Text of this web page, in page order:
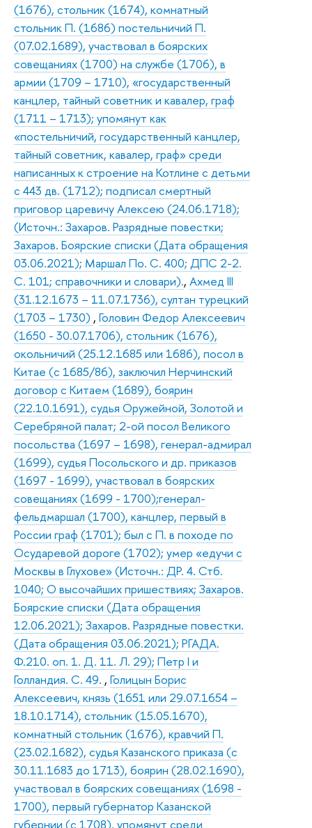
(1676), стольник (1674), комнатный
стольник П. (1686) постельничий П.
(07.02.1689), участвовал в боярских
совещаниях (1700) на службе (1706), в
армии (1709 – 1710), «государственный
канцлер, тайный советник и кавалер, граф
(1711 – 1713); упомянут как
«постельничий, государственный канцлер,
тайный советник, кавалер, граф» среди
написанных к строение на Котлине с детьми
с 443 дв. (1712); подписал смертный
приговор царевичу Алексею (24.06.1718);
(Источн.: Захаров. Разрядные повестки;
Захаров. Боярские списки (Дата обращения
03.06.2021); Маршал По. С. 400; ДПС 2-2.
С. 101; справочники и словари)., Ахмед III
(31.12.1673 – 11.07.1736), султан турецкий
(1703 – 1730) , Головин Федор Алексеевич
(1650 - 30.07.1706), стольник (1676),
окольничий (25.12.1685 или 1686), посол в
Китае (с 1685/86), заключил Нерчинский
договор с Китаем (1689), боярин
(22.10.1691), судья Оружейной, Золотой и
Серебряной палат; 2-ой посол Великого
посольства (1697 – 1698), генерал-адмирал
(1699), судья Посольского и др. приказов
(1697 - 1699), участвовал в боярских
совещаниях (1699 - 1700);генерал-
фельдмаршал (1700), канцлер, первый в
России граф (1701); был с П. в походе по
Осударевой дороге (1702); умер «едучи с
Москвы в Глухове» (Источн.: ДР. 4. Стб.
1040; О высочайших пришествиях; Захаров.
Боярские списки (Дата обращения
12.06.2021); Захаров. Разрядные повестки.
(Дата обращения 03.06.2021); РГАДА.
Ф.210. оп. 1. Д. 11. Л. 29); Петр I и
Голландия. С. 49. , Голицын Борис
Алексеевич, князь (1651 или 29.07.1654 –
18.10.1714), стольник (15.05.1670),
комнатный стольник (1676), кравчий П.
(23.02.1682), судья Казанского приказа (с
30.11.1683 до 1713), боярин (28.02.1690),
участвовал в боярских совещаниях (1698 -
1700), первый губернатор Казанской
губернии (с 1708), упомянут среди